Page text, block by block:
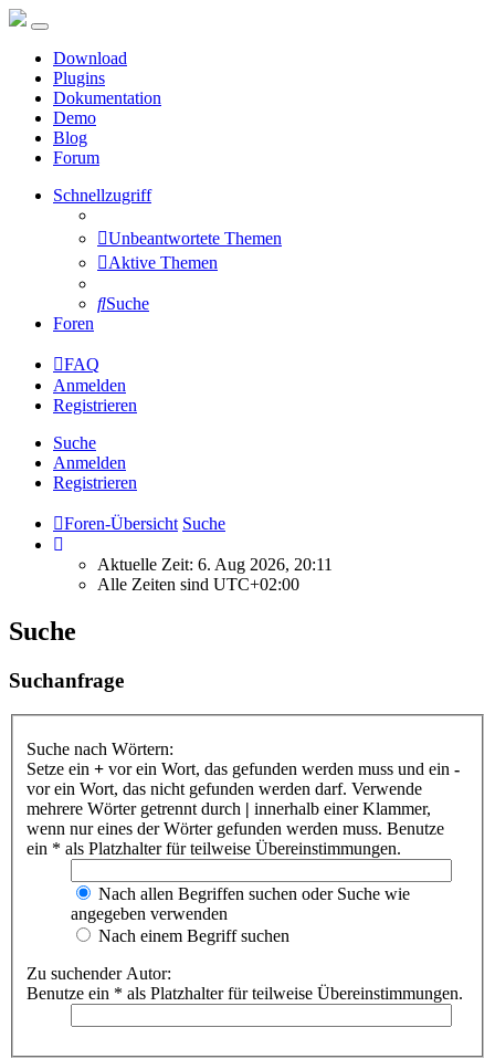
Download
Plugins
Dokumentation
Demo
Blog
Forum
Schnellzugriff
Unbeantwortete Themen
Aktive Themen
Suche
Foren
FAQ
Anmelden
Registrieren
Suche
Anmelden
Registrieren
Foren-Übersicht Suche
Aktuelle Zeit: 6. Aug 2026, 20:11
Alle Zeiten sind UTC+02:00
Suche
Suchanfrage
Suche nach Wörtern:
Setze ein + vor ein Wort, das gefunden werden muss und ein -
vor ein Wort, das nicht gefunden werden darf. Verwende
mehrere Wörter getrennt durch | innerhalb einer Klammer,
wenn nur eines der Wörter gefunden werden muss. Benutze
ein * als Platzhalter für teilweise Übereinstimmungen.
Nach allen Begriffen suchen oder Suche wie
angegeben verwenden
Nach einem Begriff suchen
Zu suchender Autor:
Benutze ein * als Platzhalter für teilweise Übereinstimmungen.